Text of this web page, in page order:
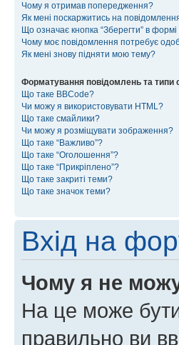
Чому я отримав попередження?
Як мені поскаржитись на
Що означає кнопка “Зберегти” в
Чому моє повідомлення потребує
Як мені знову підняти мою тему?
Форматування повідомлень та типи
Що таке BBCode?
Чи можу я використовувати HTML?
Що таке смайлики?
Чи можу я розміщувати зображення?
Що таке “Важливо”?
Що таке “Оголошення”?
Що таке “Прикріплено”?
Що таке закриті теми?
Що таке значок теми?
Вхід на
Чому я не
На це може
правильно ви